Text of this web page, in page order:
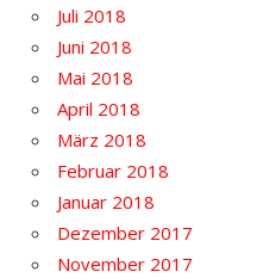
Juli 2018
Juni 2018
Mai 2018
April 2018
März 2018
Februar 2018
Januar 2018
Dezember 2017
November 2017